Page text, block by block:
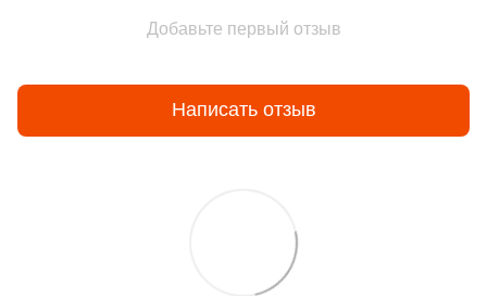
Добавьте первый отзыв
Написать отзыв